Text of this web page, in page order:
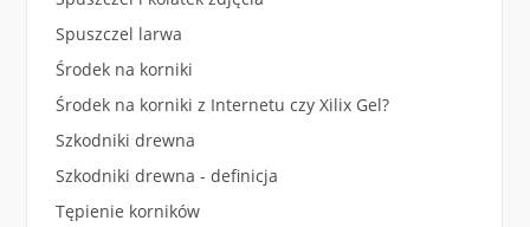
Spuszczel larwa
Środek na korniki
Środek na korniki z Internetu czy Xilix Gel?
Szkodniki drewna
Szkodniki drewna - definicja
Tępienie korników